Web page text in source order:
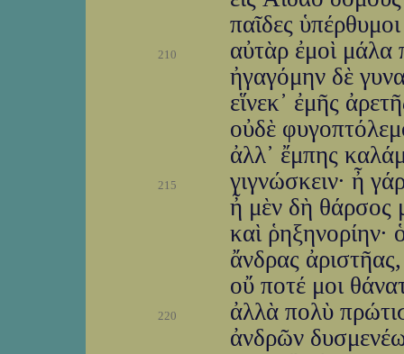
παῖδες
210
αὐτὰρ ἐμοὶ μάλα
ἠγαγόμην δὲ
εἵνεκ᾽ ἐμῆς
οὐδὲ
ἀλλ᾽ ἔμπης
215
γιγνώσκειν· ἦ
ἦ μὲν δὴ θάρσος
καὶ ῥηξηνορίην·
ἄνδρας
οὔ ποτέ μοι
220
ἀλλὰ πολὺ
ἀνδρῶν